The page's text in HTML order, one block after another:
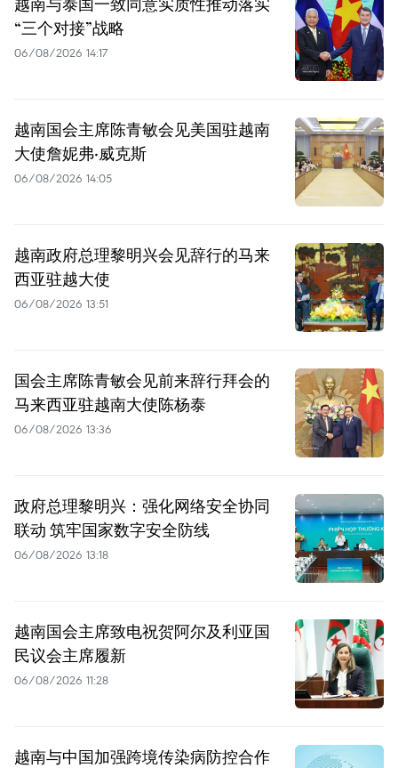
“三个对接”战略
06/08/2026 14:17
越南国会主席陈青敏会见美国驻越南
大使詹妮弗·威克斯
06/08/2026 14:05
越南政府总理黎明兴会见辞行的马来
西亚驻越大使
06/08/2026 13:51
国会主席陈青敏会见前来辞行拜会的
马来西亚驻越南大使陈杨泰
06/08/2026 13:36
政府总理黎明兴：强化网络安全协同
联动 筑牢国家数字安全防线
06/08/2026 13:18
越南国会主席致电祝贺阿尔及利亚国
民议会主席履新
06/08/2026 11:28
越南与中国加强跨境传染病防控合作